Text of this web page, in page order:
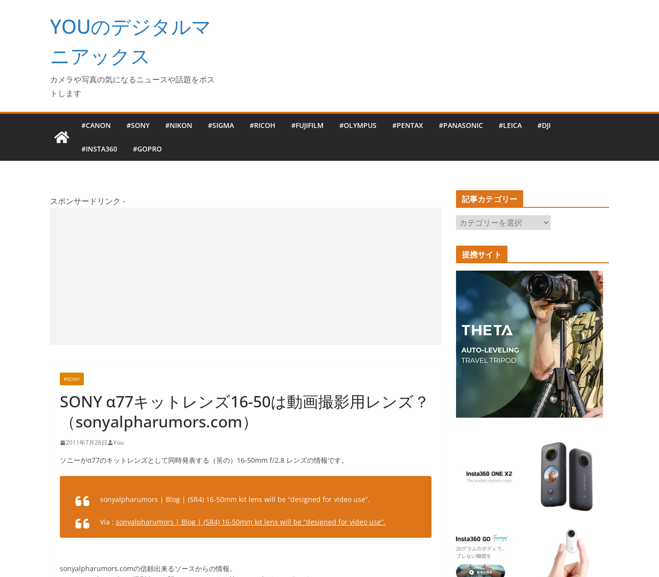
ッ
YOUのデジタルマ
ニアックス
カメラや写真の気になるニュースや話題をポス
トします
#CANON #SONY #NIKON #SIGMA #RICOH #FUJIFILM #OLYMPUS #PENTAX #PANASONIC #LEICA #DJI
#INSTA360 #GOPRO
スポンサードリンク -
#SONY
SONY α77キットレンズ16-50は動画撮影用レンズ？
（sonyalpharumors.com）
2011年7月26日 You
ソニーがα77のキットレンズとして同時発表する（筈の）16-50mm f/2.8 レンズの情報です。
sonyalpharumors | Blog | (SR4) 16-50mm kit lens will be “designed for video use”.
Via : sonyalpharumors | Blog | (SR4) 16-50mm kit lens will be “designed for video use”.
sonyalpharumors.comの信頼出来るソースからの情報。
記事カテゴリー
記
事
カ
テ
ゴ
ー
提携サイト